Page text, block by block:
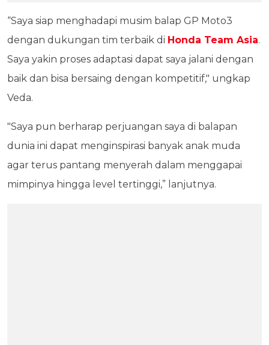
“Saya siap menghadapi musim balap GP Moto3
dengan dukungan tim terbaik di Honda Team Asia.
Saya yakin proses adaptasi dapat saya jalani dengan
baik dan bisa bersaing dengan kompetitif," ungkap
Veda.
"Saya pun berharap perjuangan saya di balapan
dunia ini dapat menginspirasi banyak anak muda
agar terus pantang menyerah dalam menggapai
mimpinya hingga level tertinggi,” lanjutnya.